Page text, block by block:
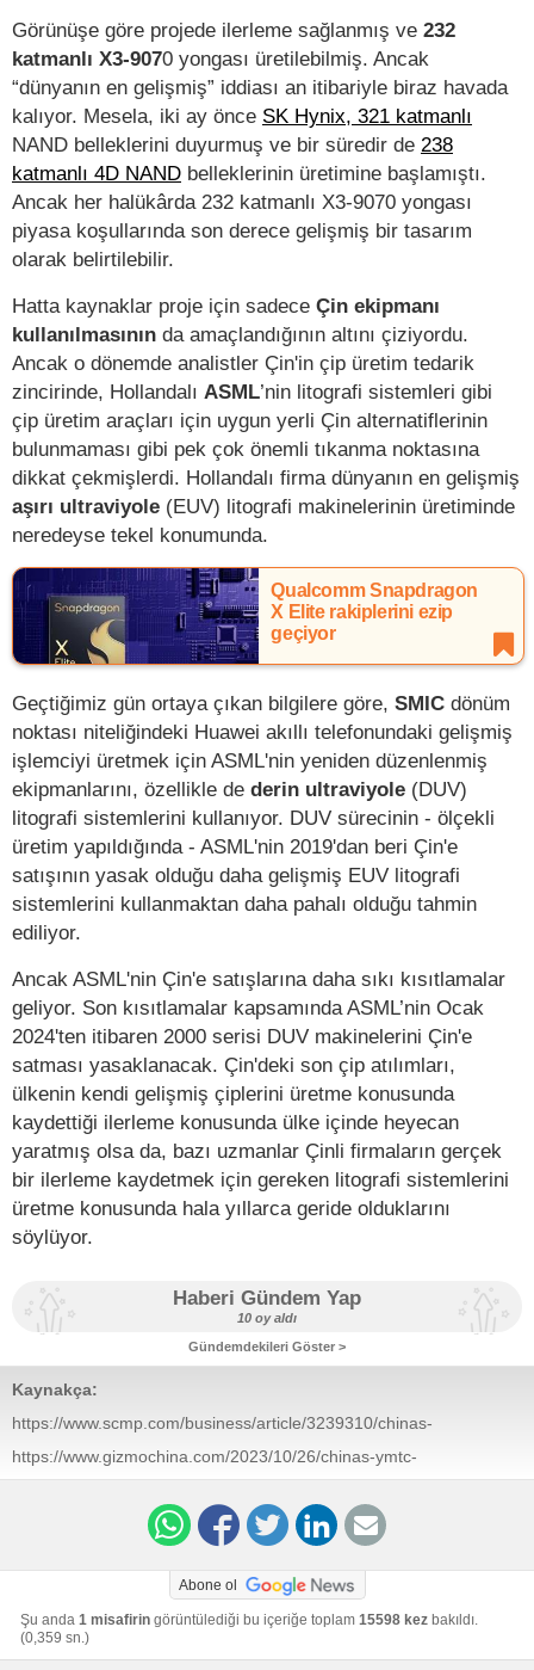
Görünüşe göre projede ilerleme sağlanmış ve 232
katmanlı X3-9070 yongası üretilebilmiş. Ancak
“dünyanın en gelişmiş” iddiası an itibariyle biraz havada
kalıyor. Mesela, iki ay önce SK Hynix, 321 katmanlı
NAND belleklerini duyurmuş ve bir süredir de 238
katmanlı 4D NAND belleklerinin üretimine başlamıştı.
Ancak her halükârda 232 katmanlı X3-9070 yongası
piyasa koşullarında son derece gelişmiş bir tasarım
olarak belirtilebilir.
Hatta kaynaklar proje için sadece Çin ekipmanı
kullanılmasının da amaçlandığının altını çiziyordu.
Ancak o dönemde analistler Çin'in çip üretim tedarik
zincirinde, Hollandalı ASML’nin litografi sistemleri gibi
çip üretim araçları için uygun yerli Çin alternatiflerinin
bulunmaması gibi pek çok önemli tıkanma noktasına
dikkat çekmişlerdi. Hollandalı firma dünyanın en gelişmiş
aşırı ultraviyole (EUV) litografi makinelerinin üretiminde
neredeyse tekel konumunda.
Qualcomm Snapdragon
X Elite rakiplerini ezip
geçiyor
Geçtiğimiz gün ortaya çıkan bilgilere göre, SMIC dönüm
noktası niteliğindeki Huawei akıllı telefonundaki gelişmiş
işlemciyi üretmek için ASML'nin yeniden düzenlenmiş
ekipmanlarını, özellikle de derin ultraviyole (DUV)
litografi sistemlerini kullanıyor. DUV sürecinin - ölçekli
üretim yapıldığında - ASML'nin 2019'dan beri Çin'e
satışının yasak olduğu daha gelişmiş EUV litografi
sistemlerini kullanmaktan daha pahalı olduğu tahmin
ediliyor.
Ancak ASML'nin Çin'e satışlarına daha sıkı kısıtlamalar
geliyor. Son kısıtlamalar kapsamında ASML’nin Ocak
2024'ten itibaren 2000 serisi DUV makinelerini Çin'e
satması yasaklanacak. Çin'deki son çip atılımları,
ülkenin kendi gelişmiş çiplerini üretme konusunda
kaydettiği ilerleme konusunda ülke içinde heyecan
yaratmış olsa da, bazı uzmanlar Çinli firmaların gerçek
bir ilerleme kaydetmek için gereken litografi sistemlerini
üretme konusunda hala yıllarca geride olduklarını
söylüyor.
Haberi Gündem Yap
10 oy aldı
Gündemdekileri Göster >
Kaynakça:
https://www.scmp.com/business/article/3239310/chinas-
surprise-technology-leap-techinsights-report
https://www.gizmochina.com/2023/10/26/chinas-ymtc-
advanced-3d-nand-memory-chip/
Abone ol
Şu anda 1 misafirin görüntülediği bu içeriğe toplam 15598 kez bakıldı.
(0,359 sn.)